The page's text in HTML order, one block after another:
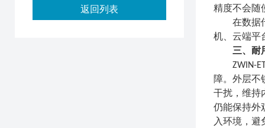
精度不会随
在数据
机、云端平
三、耐
ZWIN-
障。外层不
干扰，维持
仍能保持外
入环境，避
返回列表